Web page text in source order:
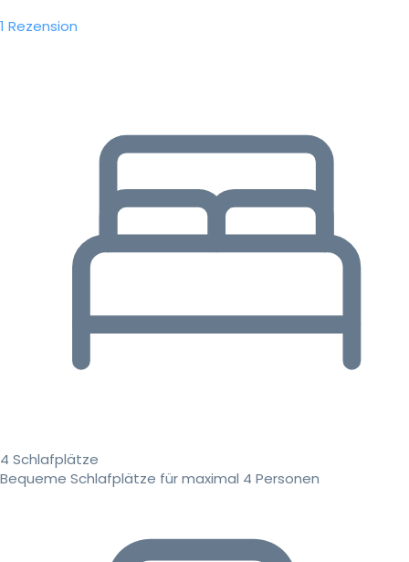
1 Rezension
4 Schlafplätze
Bequeme Schlafplätze für maximal 4 Personen